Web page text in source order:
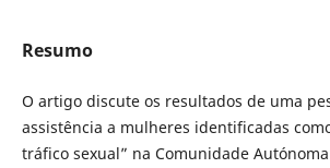
Resumo
O artigo discute os resultados de uma
assistência a mulheres identificadas
tráfico sexual” na Comunidade